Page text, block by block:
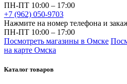
ПН-ПТ 10:00 – 17:00
+7 (962) 050-9703
Нажмите на номер телефона и
ПН-ПТ 10:00 – 17:00
Посмотреть магазины в Омске
на карте Омска
Каталог товаров